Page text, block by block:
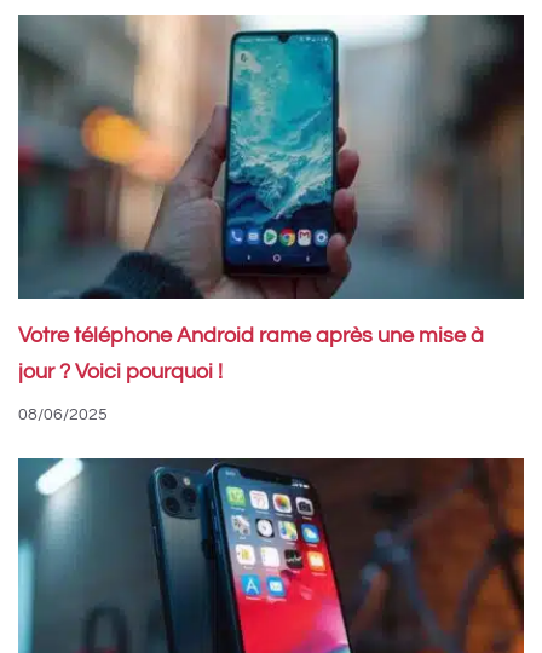
Votre téléphone Android rame après une mise à
jour ? Voici pourquoi !
08/06/2025